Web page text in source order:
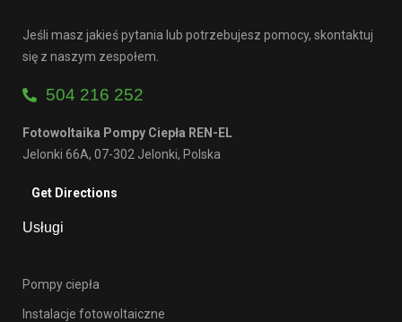
Jeśli masz jakieś pytania lub potrzebujesz pomocy, skontaktuj
się z naszym zespołem.
504 216 252
Fotowoltaika Pompy Ciepła REN-EL
Jelonki 66A, 07-302 Jelonki, Polska
Get Directions
Usługi
Pompy ciepła
Instalacje fotowoltaiczne